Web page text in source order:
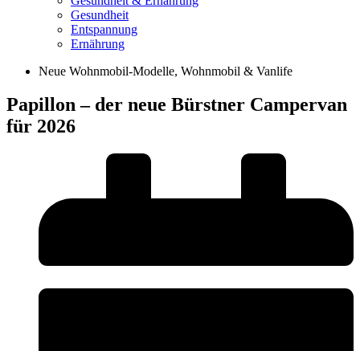
Gesundheit
Entspannung
Ernährung
Neue Wohnmobil-Modelle, Wohnmobil & Vanlife
Papillon – der neue Bürstner Campervan
für 2026